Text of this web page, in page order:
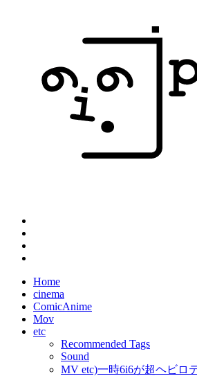
Home
cinema
ComicAnime
Mov
etc
Recommended Tags
Sound
MV etc)一時6i6が超ヘビロ